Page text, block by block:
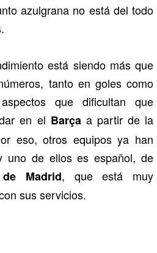
azulgrana no está del todo
está siendo más que
tanto en goles como
que dificultan que
en el Barça a partir de la
eso, otros equipos ya han
uno de ellos es español, de
Madrid, que está muy
sus servicios.